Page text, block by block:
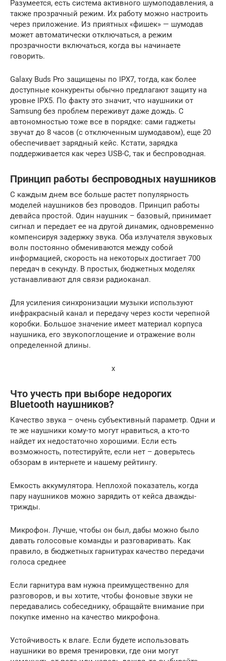
Разумеется, есть система активного шумоподавления, а
также прозрачный режим. Их работу можно настроить
через приложение. Из приятных «фишек» — шумодав
может автоматически отключаться, а режим
прозрачности включаться, когда вы начинаете
говорить.
Galaxy Buds Pro защищены по IPX7, тогда, как более
доступные конкуренты обычно предлагают защиту на
уровне IPX5. По факту это значит, что наушники от
Samsung без проблем переживут даже дождь. С
автономностью тоже все в порядке: сами гаджеты
звучат до 8 часов (с отключенным шумодавом), еще 20
обеспечивает зарядный кейс. Кстати, зарядка
поддерживается как через USB-C, так и беспроводная.
Принцип работы беспроводных наушников
С каждым днем все больше растет популярность
моделей наушников без проводов. Принцип работы
девайса простой. Один наушник – базовый, принимает
сигнал и передает ее на другой динамик, одновременно
компенсируя задержку звука. Оба излучателя звуковых
волн постоянно обмениваются между собой
информацией, скорость на некоторых достигает 700
передач в секунду. В простых, бюджетных моделях
устанавливают для связи радиоканал.
Для усиления синхронизации музыки используют
инфракрасный канал и передачу через кости черепной
коробки. Большое значение имеет материал корпуса
наушника, его звукопоглощение и отражение волн
определенной длины.
x
Что учесть при выборе недорогих
Bluetooth наушников?
Качество звука – очень субъективный параметр. Одни и
те же наушники кому-то могут нравиться, а кто-то
найдет их недостаточно хорошими. Если есть
возможность, потестируйте, если нет – доверьтесь
обзорам в интернете и нашему рейтингу.
Емкость аккумулятора. Неплохой показатель, когда
пару наушников можно зарядить от кейса дважды-
трижды.
Микрофон. Лучше, чтобы он был, дабы можно было
давать голосовые команды и разговаривать. Как
правило, в бюджетных гарнитурах качество передачи
голоса среднее
Если гарнитура вам нужна преимущественно для
разговоров, и вы хотите, чтобы фоновые звуки не
передавались собеседнику, обращайте внимание при
покупке именно на качество микрофона.
Устойчивость к влаге. Если будете использовать
наушники во время тренировки, где они могут